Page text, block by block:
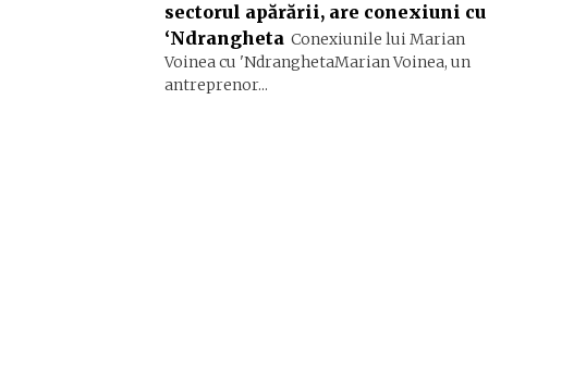
sectorul apărării, are conexiuni cu
‘Ndrangheta Conexiunile lui Marian
Voinea cu 'NdranghetaMarian Voinea, un
antreprenor...